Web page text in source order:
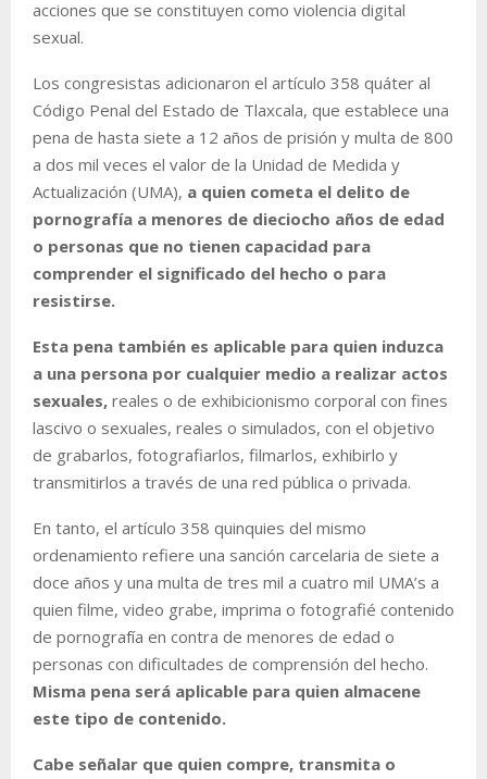
acciones que se constituyen como violencia digital
sexual.
Los congresistas adicionaron el artículo 358 quáter al
Código Penal del Estado de Tlaxcala, que establece una
pena de hasta siete a 12 años de prisión y multa de 800
a dos mil veces el valor de la Unidad de Medida y
Actualización (UMA), a quien cometa el delito de
pornografía a menores de dieciocho años de edad
o personas que no tienen capacidad para
comprender el significado del hecho o para
resistirse.
Esta pena también es aplicable para quien induzca
a una persona por cualquier medio a realizar actos
sexuales, reales o de exhibicionismo corporal con fines
lascivo o sexuales, reales o simulados, con el objetivo
de grabarlos, fotografiarlos, filmarlos, exhibirlo y
transmitirlos a través de una red pública o privada.
En tanto, el artículo 358 quinquies del mismo
ordenamiento refiere una sanción carcelaria de siete a
doce años y una multa de tres mil a cuatro mil UMA’s a
quien filme, video grabe, imprima o fotografié contenido
de pornografía en contra de menores de edad o
personas con dificultades de comprensión del hecho.
Misma pena será aplicable para quien almacene
este tipo de contenido.
Cabe señalar que quien compre, transmita o